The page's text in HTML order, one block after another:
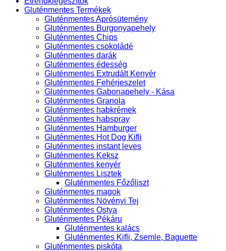
Gluténmentes Termékek
Gluténmentes Aprósütemény
Gluténmentes Burgonyapehely
Gluténmentes Chips
Gluténmentes csokoládé
Gluténmentes darák
Gluténmentes édesség
Gluténmentes Extrudált Kenyér
Gluténmentes Fehérjeszelet
Gluténmentes Gabonapehely - Kása
Gluténmentes Granola
Gluténmentes habkrémek
Gluténmentes habspray
Gluténmentes Hamburger
Gluténmentes Hot Dog Kifli
Gluténmentes instant leves
Gluténmentes Keksz
Gluténmentes kenyér
Gluténmentes Lisztek
Gluténmentes Főzőliszt
Gluténmentes magok
Gluténmentes Növényi Tej
Gluténmentes Ostya
Gluténmentes Pékáru
Gluténmentes kalács
Gluténmentes Kifli, Zsemle, Baguette
Gluténmentes piskóta